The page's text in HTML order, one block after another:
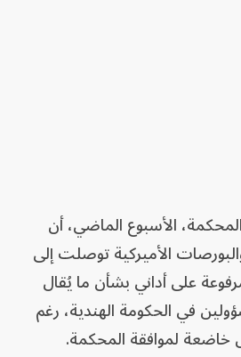
الأسبوع الماضي، أن
الأميركية توصلت إلى
على أداني بشأن ما يُقال
في الحكومة الهندية، رغم
خاضعة لموافقة المحكمة.